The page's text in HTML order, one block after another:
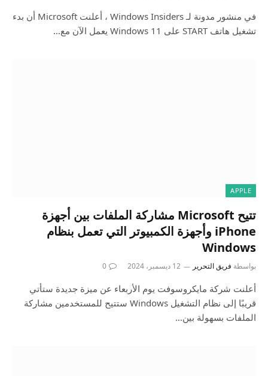
في منشور مدونة لـ Windows Insiders ، أعلنت Microsoft أن بدء
تشغيل هاتف START على Windows 11 يعمل الآن مع…
APPLE
تتيح Microsoft مشاركة الملفات بين أجهزة
iPhone وأجهزة الكمبيوتر التي تعمل بنظام
Windows
بواسطة فريق التحرير 12 ديسمبر، 2024 0
أعلنت شركة مايكروسوفت يوم الأربعاء عن ميزة جديدة ستأتي
قريبًا إلى نظام التشغيل Windows ستتيح للمستخدمين مشاركة
الملفات بسهولة بين…